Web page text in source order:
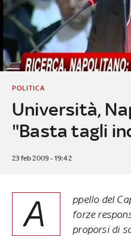
Università,
"Basta tagli
POLITICA
23 feb 2009 - 19:42
A
ppello del
forze
proporsi di